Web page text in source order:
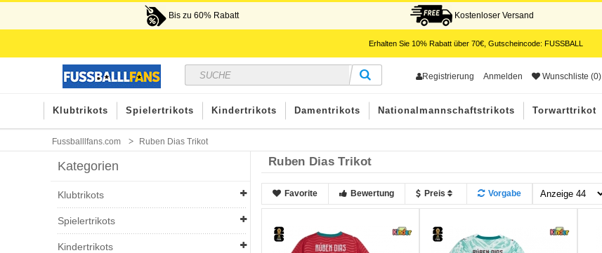
Bis zu 60% Rabatt Kostenloser Versand
Erhalten Sie 10%Rabatt über 70€, Gutscheincode: FUSSBALL
Registrierung Anmelden Wunschliste (0)
Klubtrikots Spielertrikots Kindertrikots Damentrikots Nationalmannschaftstrikots Torwarttrikot
Fussballlfans.com Ruben Dias Trikot
Kategorien
Klubtrikots
Spielertrikots
Kindertrikots
Ruben Dias Trikot
Favorite Bewertung Preis Vorgabe